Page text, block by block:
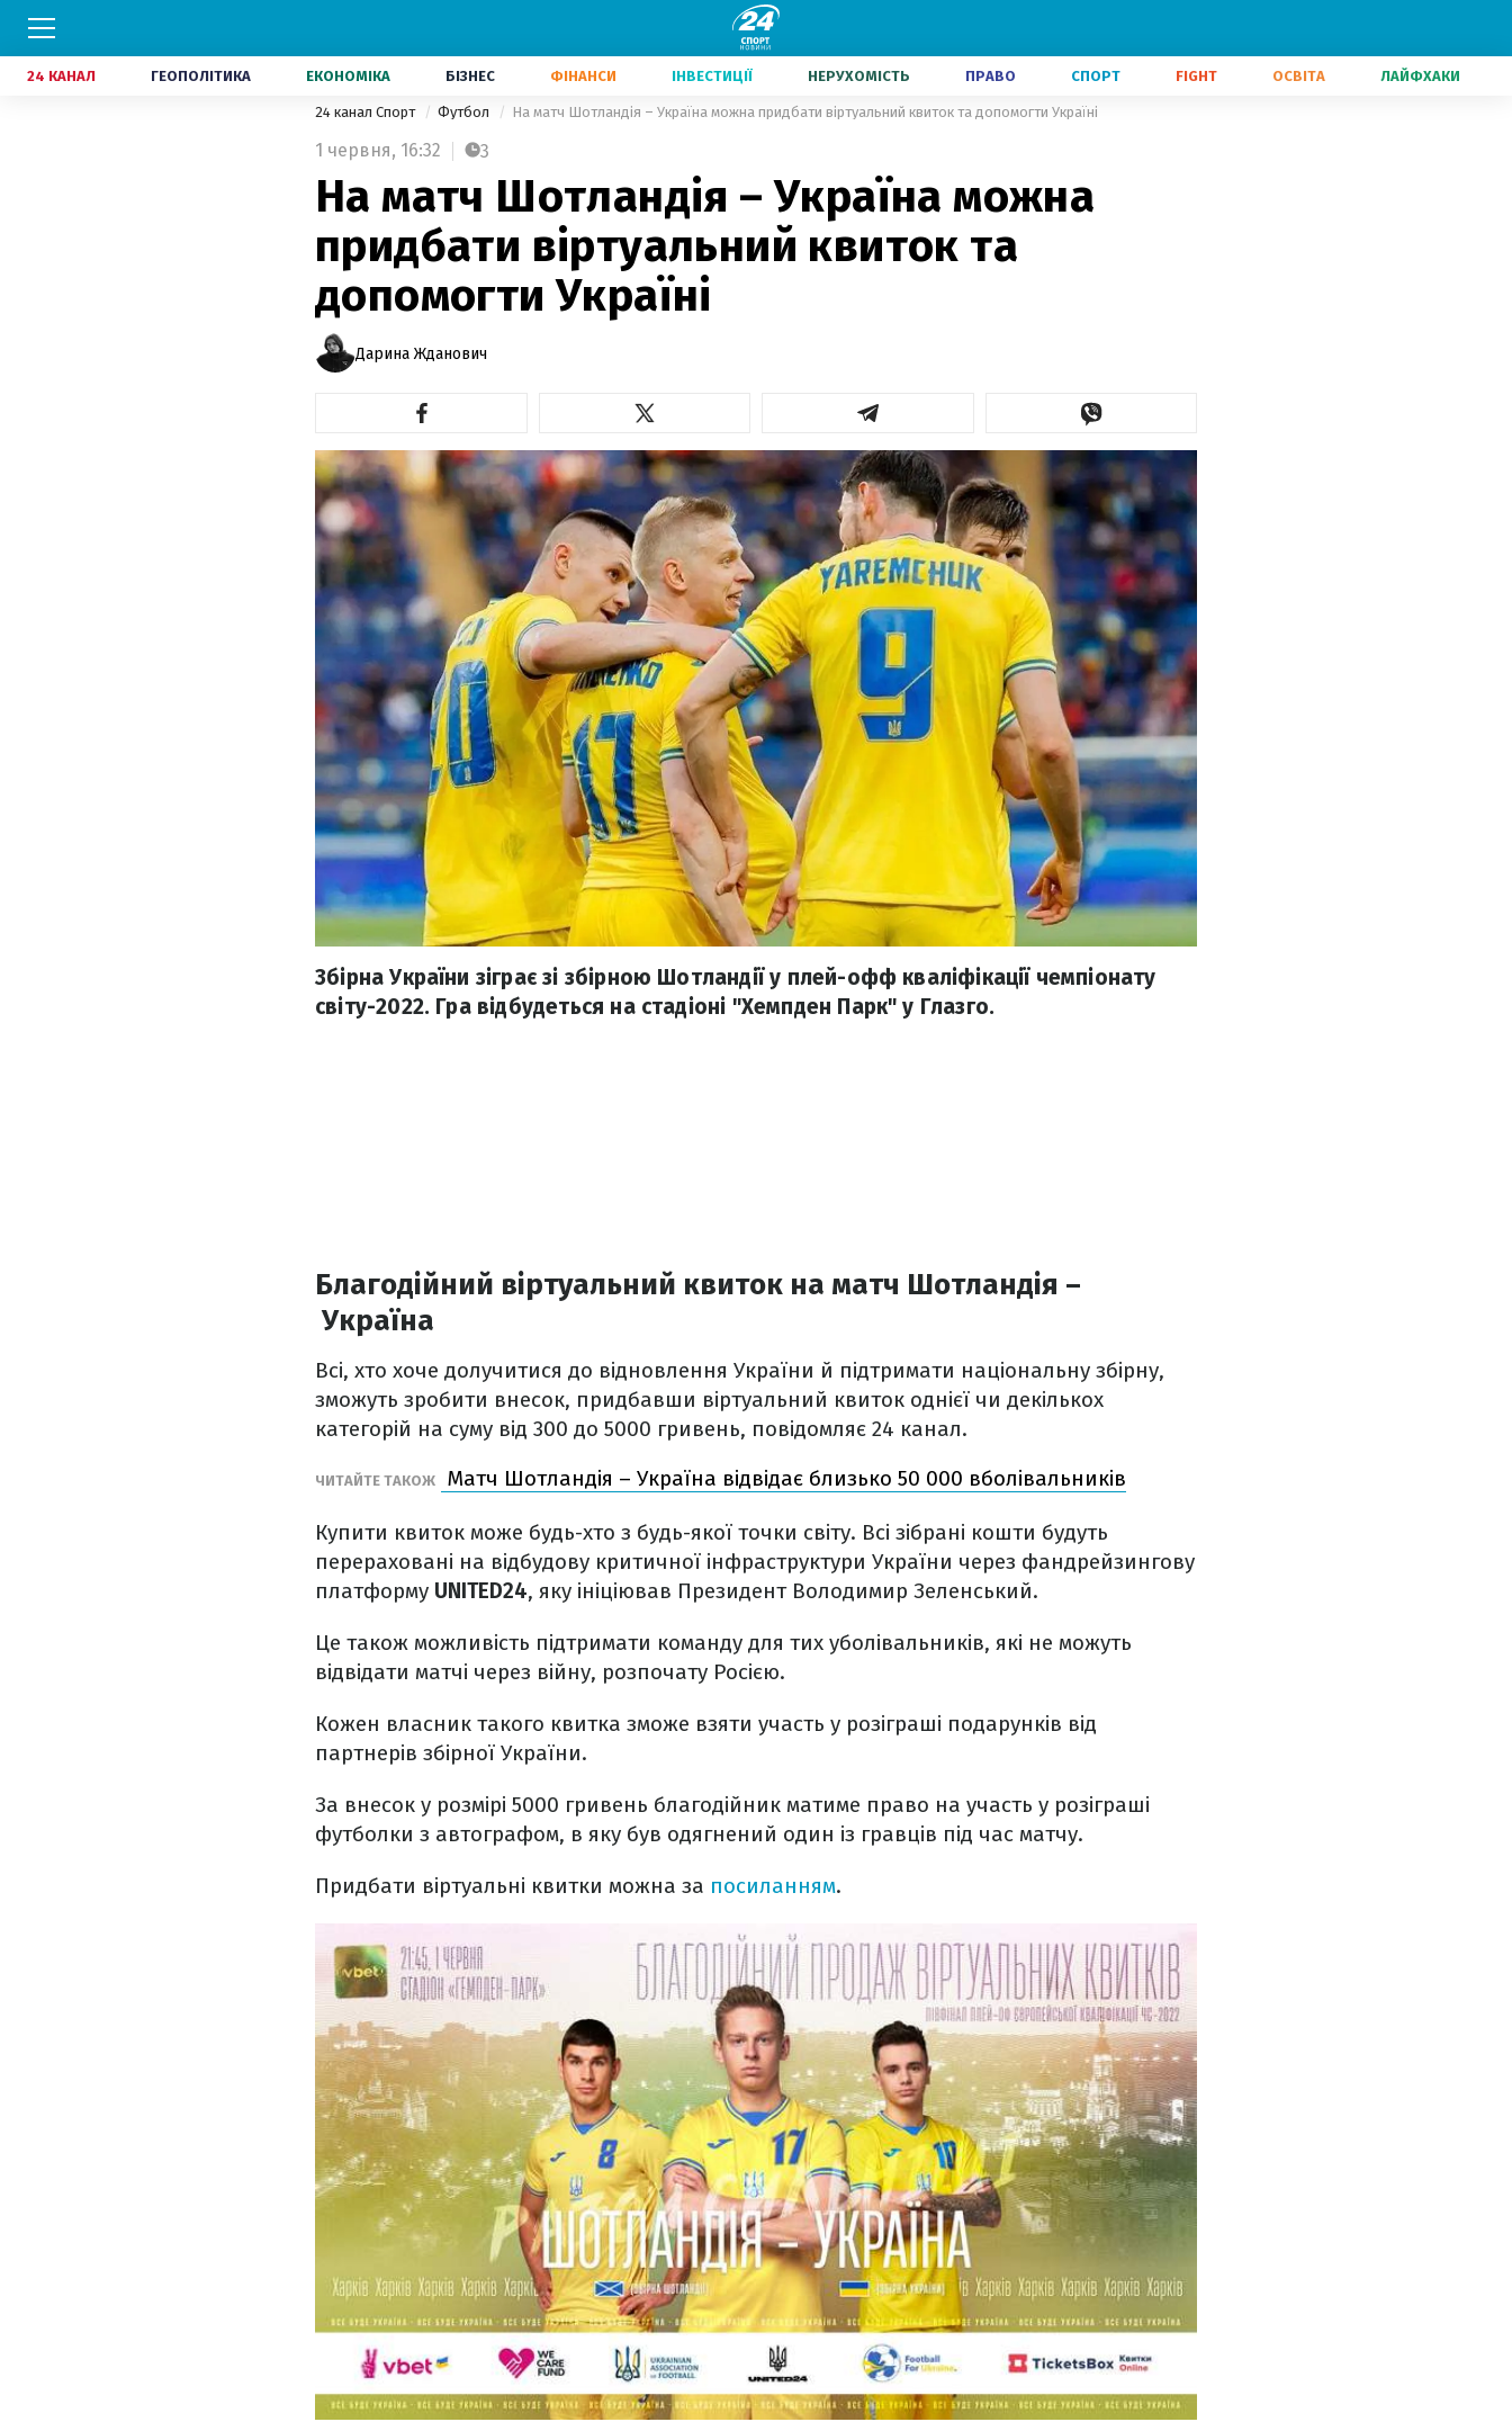
24 КАНАЛ ГЕОПОЛІТИКА ЕКОНОМІКА БІЗНЕС ФІНАНСИ ІНВЕСТИЦІЇ НЕРУХОМІСТЬ ПРАВО СПОРТ FIGHT ОСВІТА ЛАЙФХАКИ
24 канал Спорт Футбол На матч Шотландія – Україна можна придбати віртуальний квиток та допомогти Україні
1 червня, 16:32 3
На матч Шотландія – Україна можна
придбати віртуальний квиток та
допомогти Україні
Дарина Жданович
Збірна України зіграє зі збірною Шотландії у плей-офф кваліфікації чемпіонату
світу-2022. Гра відбудеться на стадіоні "Хемпден Парк" у Глазго.
Благодійний віртуальний квиток на матч Шотландія –
Україна
Всі, хто хоче долучитися до відновлення України й підтримати національну збірну,
зможуть зробити внесок, придбавши віртуальний квиток однієї чи декількох
категорій на суму від 300 до 5000 гривень, повідомляє 24 канал.
ЧИТАЙТЕ ТАКОЖ Матч Шотландія – Україна відвідає близько 50 000 вболівальників
Купити квиток може будь-хто з будь-якої точки світу. Всі зібрані кошти будуть
перераховані на відбудову критичної інфраструктури України через фандрейзингову
платформу UNITED24, яку ініціював Президент Володимир Зеленський.
Це також можливість підтримати команду для тих уболівальників, які не можуть
відвідати матчі через війну, розпочату Росією.
Кожен власник такого квитка зможе взяти участь у розіграші подарунків від
партнерів збірної України.
За внесок у розмірі 5000 гривень благодійник матиме право на участь у розіграші
футболки з автографом, в яку був одягнений один із гравців під час матчу.
Придбати віртуальні квитки можна за посиланням.